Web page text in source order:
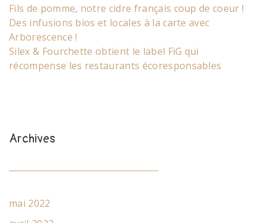
Fils de pomme, notre cidre français coup de coeur !
Des infusions bios et locales à la carte avec
Arborescence !
Silex & Fourchette obtient le label FiG qui
récompense les restaurants écoresponsables
Archives
mai 2022